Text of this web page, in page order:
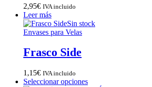
2,95€ IVA incluido
Leer más
Sin stock
Envases para Velas
Frasco Side
1,15€ IVA incluido
Seleccionar opciones